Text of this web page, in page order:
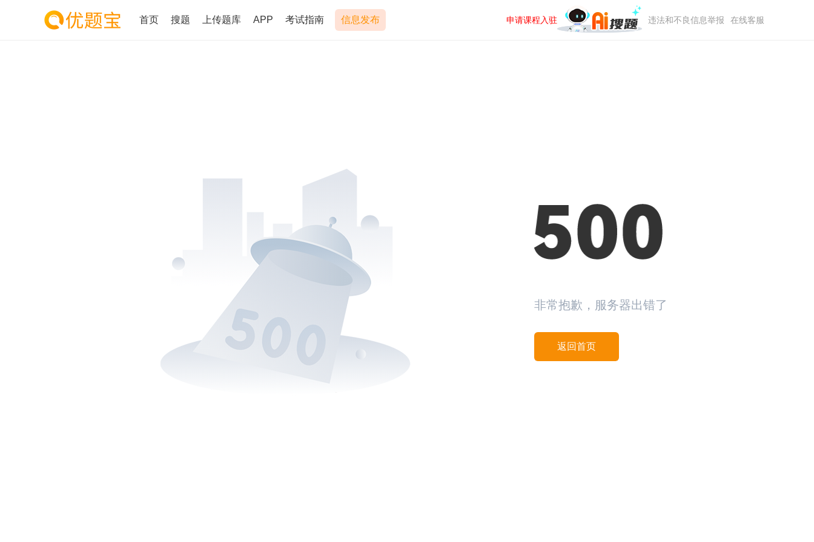
首页 搜题 上传题库 APP 考试指南 信息发布 申请课程入驻 违法和不良信息举报 在线客服
非常抱歉，服务器出错了
返回首页